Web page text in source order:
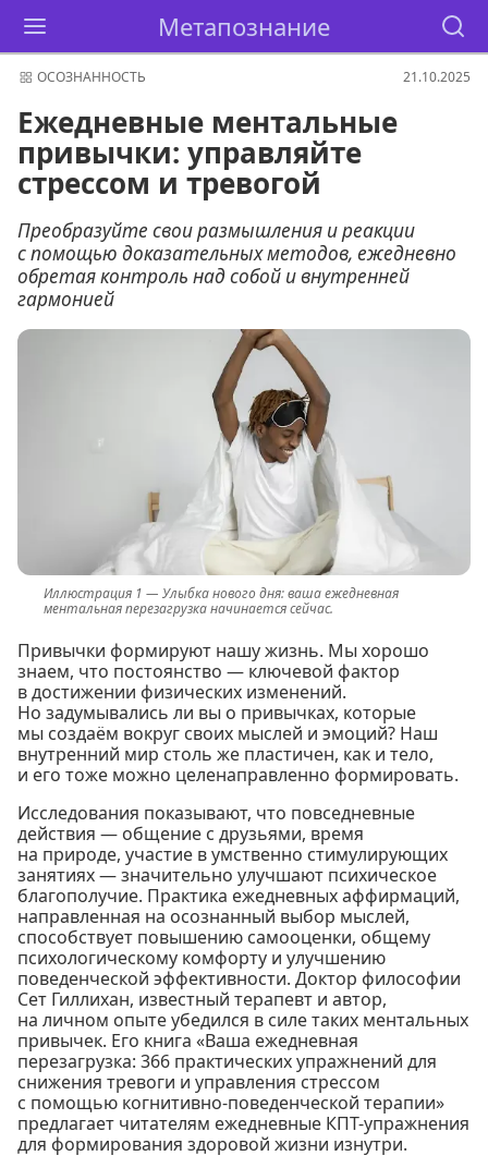
Метапознание
ОСОЗНАННОСТЬ 21.10.2025
Ежедневные ментальные
привычки: управляйте
стрессом и тревогой
Преобразуйте свои размышления и реакции
с помощью доказательных методов, ежедневно
обретая контроль над собой и внутренней
гармонией
Улыбка нового дня: ваша ежедневная
ментальная перезагрузка начинается сейчас.
Привычки формируют нашу жизнь. Мы хорошо
знаем, что постоянство — ключевой фактор
в достижении физических изменений.
Но задумывались ли вы о привычках, которые
мы создаём вокруг своих мыслей и эмоций? Наш
внутренний мир столь же пластичен, как и тело,
и его тоже можно целенаправленно формировать.
Исследования показывают, что повседневные
действия — общение с друзьями, время
на природе, участие в умственно стимулирующих
занятиях — значительно улучшают психическое
благополучие. Практика ежедневных аффирмаций,
направленная на осознанный выбор мыслей,
способствует повышению самооценки, общему
психологическому комфорту и улучшению
поведенческой эффективности. Доктор философии
Сет Гиллихан, известный терапевт и автор,
на личном опыте убедился в силе таких ментальных
привычек. Его книга «Ваша ежедневная
перезагрузка: 366 практических упражнений для
снижения тревоги и управления стрессом
с помощью когнитивно-поведенческой терапии»
предлагает читателям ежедневные КПТ-упражнения
для формирования здоровой жизни изнутри.